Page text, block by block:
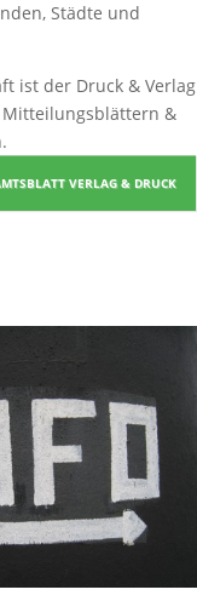
Städte und
ist der Druck & Verlag
&
.
VERLAG & DRUCK